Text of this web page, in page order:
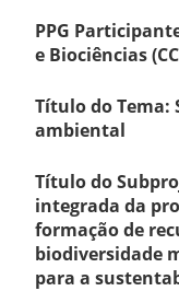
PPG
e Biociências
Título do
ambiental
Título do
integrada da
formação de
biodiversidade
para a